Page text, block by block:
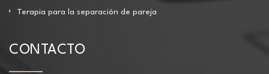
Terapia para la separación de pareja
CONTACTO